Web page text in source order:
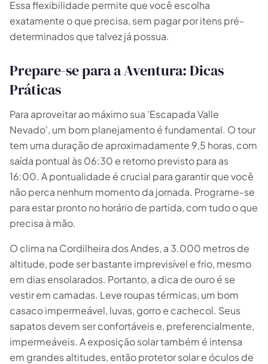
Essa flexibilidade permite que você escolha
exatamente o que precisa, sem pagar por itens pré-
determinados que talvez já possua.
Prepare-se para a Aventura: Dicas
Práticas
Para aproveitar ao máximo sua 'Escapada Valle
Nevado', um bom planejamento é fundamental. O tour
tem uma duração de aproximadamente 9,5 horas, com
saída pontual às 06:30 e retorno previsto para as
16:00. A pontualidade é crucial para garantir que você
não perca nenhum momento da jornada. Programe-se
para estar pronto no horário de partida, com tudo o que
precisa à mão.
O clima na Cordilheira dos Andes, a 3.000 metros de
altitude, pode ser bastante imprevisível e frio, mesmo
em dias ensolarados. Portanto, a dica de ouro é se
vestir em camadas. Leve roupas térmicas, um bom
casaco impermeável, luvas, gorro e cachecol. Seus
sapatos devem ser confortáveis e, preferencialmente,
impermeáveis. A exposição solar também é intensa
em grandes altitudes, então protetor solar e óculos de